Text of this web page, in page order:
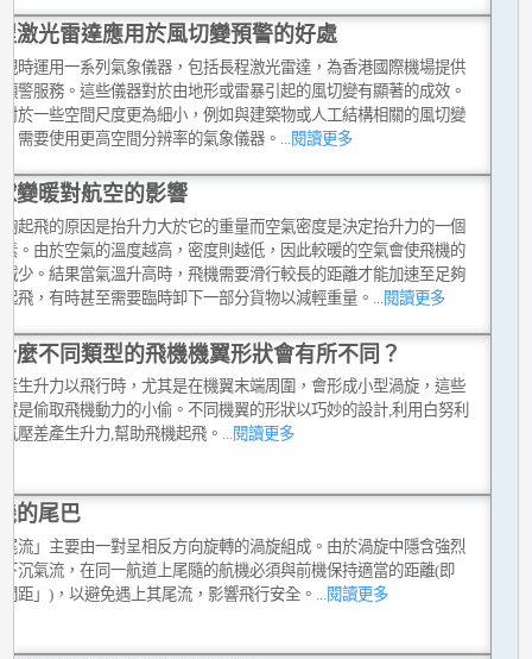
激光雷達應用於風切變預警的好處
時運用一系列氣象儀器，包括長程激光雷達，為香港國際機場提供
警服務。這些儀器對於由地形或雷暴引起的風切變有顯著的成效。
於一些空間尺度更為細小，例如與建築物或人工結構相關的風切變
需要使用更高空間分辨率的氣象儀器。
...閱讀更多
變暖對航空的影響
起飛的原因是抬升力大於它的重量而空氣密度是決定抬升力的一個
。由於空氣的溫度越高，密度則越低，因此較暖的空氣會使飛機的
少。結果當氣溫升高時，飛機需要滑行較長的距離才能加速至足夠
飛，有時甚至需要臨時卸下一部分貨物以減輕重量。 ...閱讀更多
麼不同類型的飛機機翼形狀會有所不同？
生升力以飛行時，尤其是在機翼末端周圍，會形成小型渦旋，這些
是偷取飛機動力的小偷。不同機翼的形狀以巧妙的設計,利用白努利
壓差產生升力,幫助飛機起飛。 ...閱讀更多
的尾巴
流」主要由一對呈相反方向旋轉的渦旋組成。由於渦旋中隱含強烈
沉氣流，在同一航道上尾隨的航機必須與前機保持適當的距離(即
距」)，以避免遇上其尾流，影響飛行安全。
...閱讀更多